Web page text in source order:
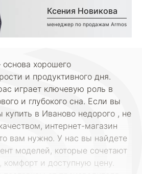
Ксения Новикова
менеджер по продажам Armos
хорошего
и продуктивного дня.
играет ключевую роль в
и глубокого сна. Если вы
купить в Иваново недорого , не
интернет-магазин
вам нужно. У нас вы найдете
моделей, которые сочетают
комфорт и доступную цену.